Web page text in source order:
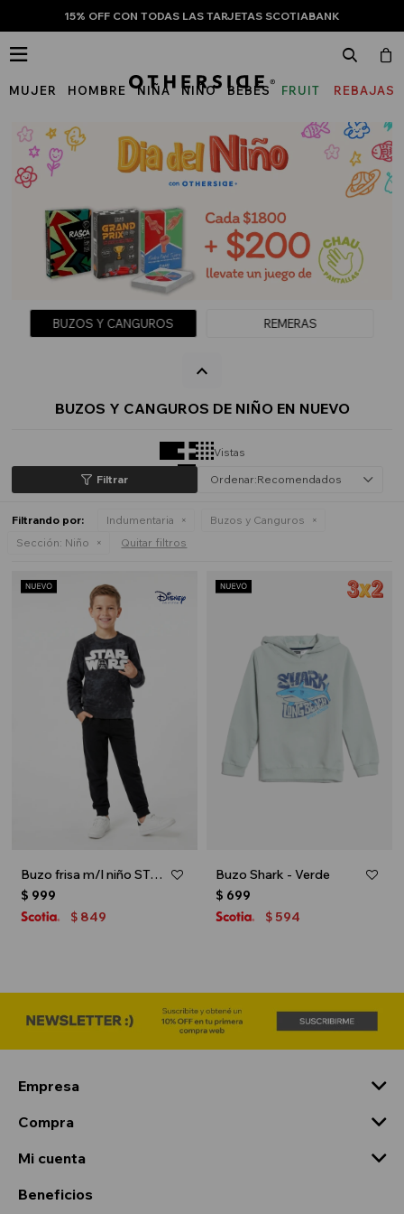
15% OFF CON TODAS LAS TARJETAS SCOTIABANK
MUJER HOMBRE NIÑA NIÑO BEBÉS
FRUIT
THE
LOOM
REBAJAS

BUZOS Y CANGUROS REMERAS
BUZOS Y CANGUROS DE NIÑO EN NUEVO
Vistas
Recomendados
Filtrando por: Indumentaria
Buzos y Canguros
Sección: Niño Quitar filtros
Buzo frisa m/l niño STAR WARS - Negro
$ 999
$ 849
Buzo Shark - Verde
$ 699
$ 594
Empresa
Compra
Mi cuenta
Beneficios